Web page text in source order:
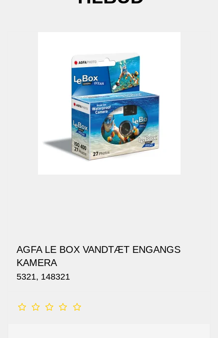
AGFA LE BOX VANDTÆT ENGANGS
KAMERA
5321, 148321